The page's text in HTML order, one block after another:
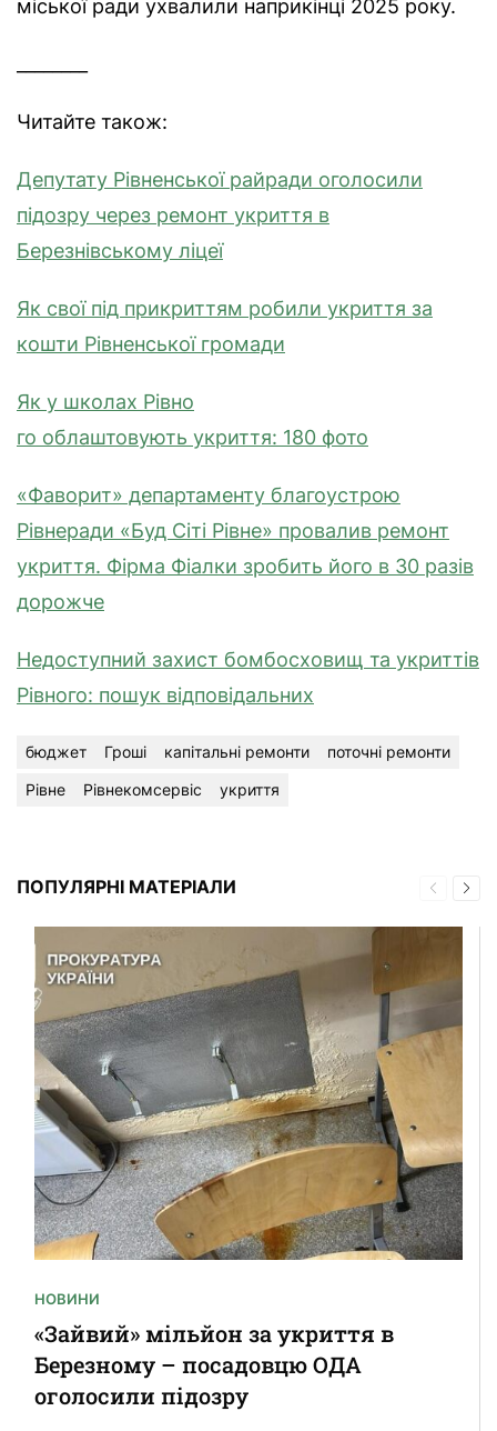
міської ради ухвалили наприкінці 2025 року.
Читайте також:
Депутату Рівненської райради оголосили
підозру через ремонт укриття в
Березнівському ліцеї
Як свої під прикриттям робили укриття за
кошти Рівненської громади
Як у школах Рівно
го облаштовують укриття: 180 фото
«Фаворит» департаменту благоустрою
Рівнеради «Буд Сіті Рівне» провалив ремонт
укриття. Фірма Фіалки зробить його в 30 разів
дорожче
Недоступний захист бомбосховищ та укриттів
Рівного: пошук відповідальних
бюджет Гроші капітальні ремонти
поточні ремонти
Рівне
Рівнекомсервіс укриття
ПОПУЛЯРНІ МАТЕРІАЛИ
мільйон за укриття в
– посадовцю ОДА
підозру